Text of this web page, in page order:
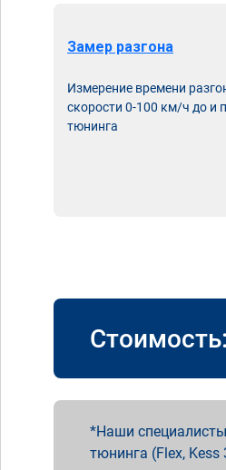
Замер разгона
Измерение времени
скорости 0-100 км/ч до и
тюнинга
Наши
тюнинга (Flex, Kess